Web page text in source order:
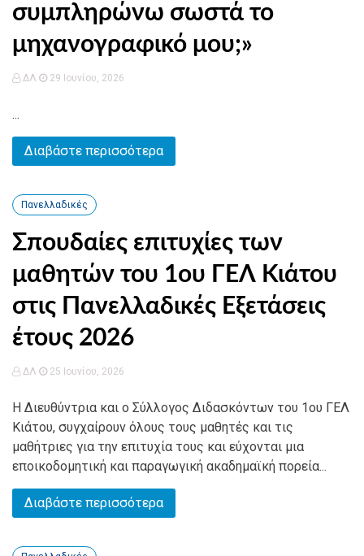
συμπληρώνω σωστά το
μηχανογραφικό μου;»
ΔΛ 29 Ιουνίου, 2026
...
Διαβάστε περισσότερα
Πανελλαδικές
Σπουδαίες επιτυχίες των
μαθητών του 1ου ΓΕΛ Κιάτου
στις Πανελλαδικές Εξετάσεις
έτους 2026
ΔΛ 25 Ιουνίου, 2026
Η Διευθύντρια και ο Σύλλογος Διδασκόντων του 1ου ΓΕΛ
Κιάτου, συγχαίρουν όλους τους μαθητές και τις
μαθήτριες για την επιτυχία τους και εύχονται μια
εποικοδομητική και παραγωγική ακαδημαϊκή πορεία...
Διαβάστε περισσότερα